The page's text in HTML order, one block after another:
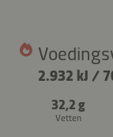
2.932 kJ /
32,2 g
Vetten